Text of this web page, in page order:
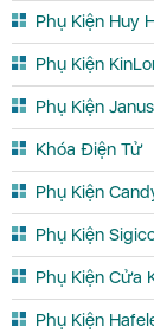
Phụ Kiện Huy
Phụ Kiện
Phụ Kiện Janus
Khóa Điện Tử
Phụ Kiện
Phụ Kiện
Phụ Kiện Cửa
Phụ Kiện